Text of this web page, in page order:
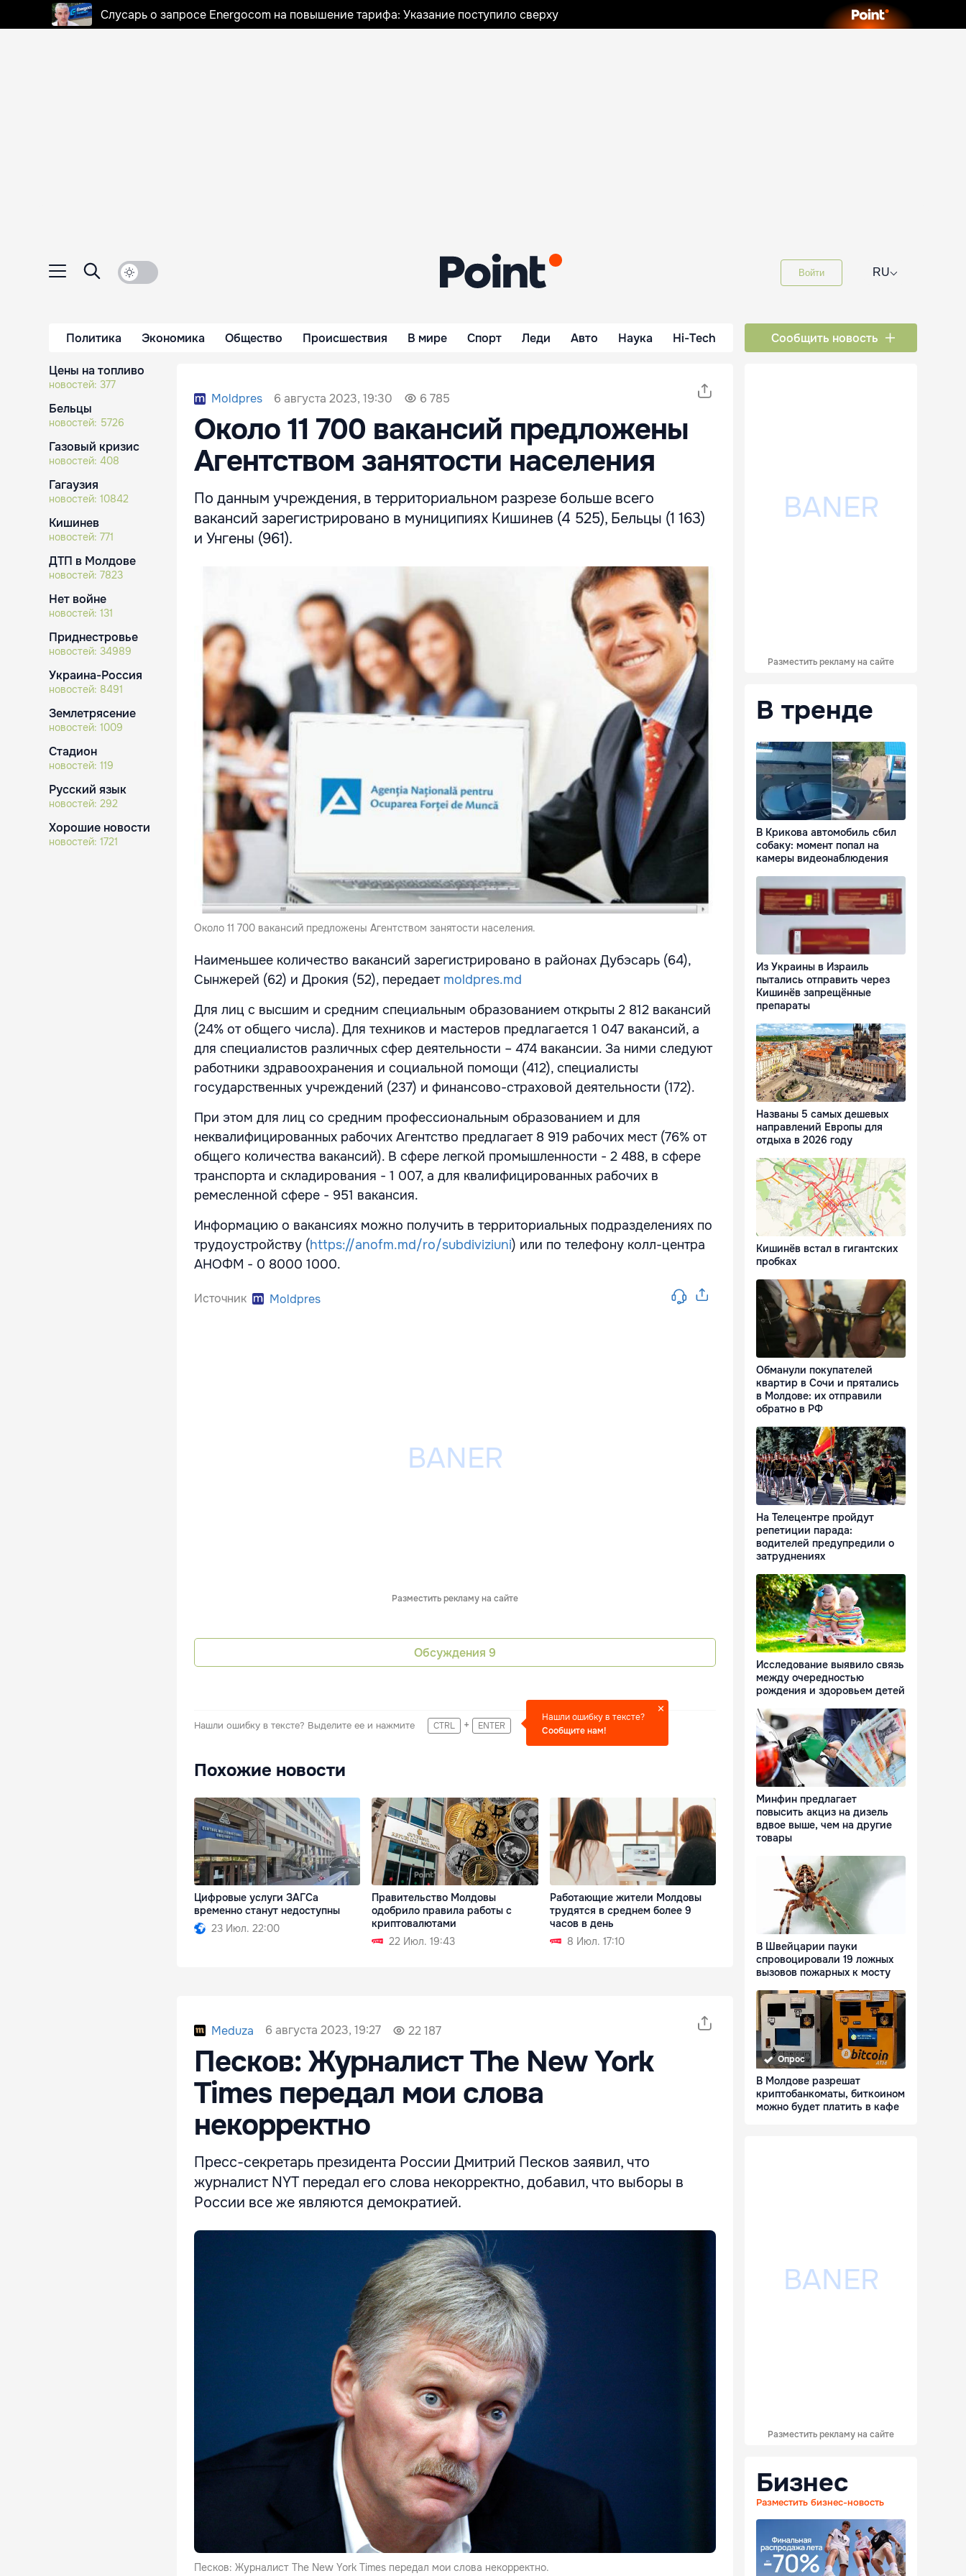
Слусарь о запросе Energocom на повышение тарифа: Указание поступило сверху
Войти RU⌵
Политика Экономика Общество Происшествия В мире Спорт Леди Авто Наука Hi-Tech Сообщить новость
Цены на топливо
новостей: 377
Бельцы
новостей: 5726
Газовый кризис
новостей: 408
Гагаузия
новостей: 10842
Кишинев
новостей: 771
ДТП в Молдове
новостей: 7823
Нет войне
новостей: 131
Приднестровье
новостей: 34989
Украина-Россия
новостей: 8491
Землетрясение
новостей: 1009
Стадион
новостей: 119
Русский язык
новостей: 292
Хорошие новости
новостей: 1721
Moldpres 6 августа 2023, 19:30 6 785
Около 11 700 вакансий предложены
Aгентством занятости населения
По данным учреждения, в территориальном разрезе больше всего
вакансий зарегистрировано в муниципиях Кишинев (4 525), Бельцы (1 163)
и Унгены (961).
Около 11 700 вакансий предложены Aгентством занятости населения.
Наименьшее количество вакансий зарегистрировано в районах Дубэсарь (64),
Сынжерей (62) и Дрокия (52), передаетmoldpres.md
Для лиц с высшим и средним специальным образованием открыты 2 812 вакансий
(24% от общего числа). Для техников и мастеров предлагается 1 047 вакансий, а
для специалистов различных сфер деятельности – 474 вакансии. За ними следуют
работники здравоохранения и социальной помощи (412), специалисты
государственных учреждений (237) и финансово-страховой деятельности (172).
При этом для лиц со средним профессиональным образованием и для
неквалифицированных рабочих Агентство предлагает 8 919 рабочих мест (76% от
общего количества вакансий). В сфере легкой промышленности - 2 488, в сфере
транспорта и складирования - 1 007, а для квалифицированных рабочих в
ремесленной сфере - 951 вакансия.
Информацию о вакансиях можно получить в территориальных подразделениях по
трудоустройству (https://anofm.md/ro/subdiviziuni) или по телефону колл-центра
АНОФМ - 0 8000 1000.
Источник Moldpres
Разместить рекламу на сайте
Обсуждения 9
Нашли ошибку в тексте? Выделите ее и нажмите CTRL + ENTER
Нашли ошибку в тексте?
Сообщите нам!
Похожие новости
Цифровые услуги ЗАГСа
временно станут недоступны
23 Июл. 22:00
Правительство Молдовы
одобрило правила работы с
криптовалютами
22 Июл. 19:43
Работающие жители Молдовы
трудятся в среднем более 9
часов в день
8 Июл. 17:10
Meduza 6 августа 2023, 19:27 22 187
Песков: Журналист The New York
Times передал мои слова
некорректно
Пресс-секретарь президента России Дмитрий Песков заявил, что
журналист NYT передал его слова некорректно, добавил, что выборы в
России все же являются демократией.
Песков: Журналист The New York Times передал мои слова некорректно.
Разместить рекламу на сайте
В тренде
В Крикова автомобиль сбил
собаку: момент попал на
камеры видеонаблюдения
Из Украины в Израиль
пытались отправить через
Кишинёв запрещённые
препараты
Названы 5 самых дешевых
направлений Европы для
отдыха в 2026 году
Кишинёв встал в гигантских
пробках
Обманули покупателей
квартир в Сочи и прятались
в Молдове: их отправили
обратно в РФ
На Телецентре пройдут
репетиции парада:
водителей предупредили о
затруднениях
Исследование выявило связь
между очередностью
рождения и здоровьем детей
Минфин предлагает
повысить акциз на дизель
вдвое выше, чем на другие
товары
В Швейцарии пауки
спровоцировали 19 ложных
вызовов пожарных к мосту
Опрос
В Молдове разрешат
криптобанкоматы, биткоином
можно будет платить в кафе
Разместить рекламу на сайте
Бизнес
Разместить бизнес-новость